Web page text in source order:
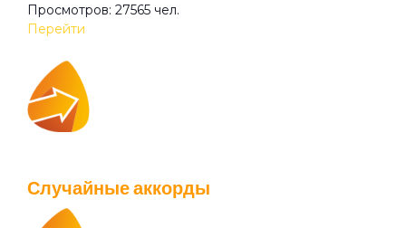
Прятки
Рваная дыра
Сам по себе
Просмотров: 27565 чел.
Перейти
Перейти
Случайные аккорды